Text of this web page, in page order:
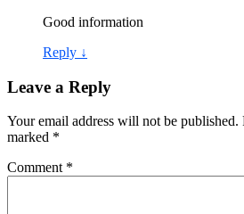
Good information
Reply ↓
Leave a Reply
Your email address will not be published.
marked *
Comment *